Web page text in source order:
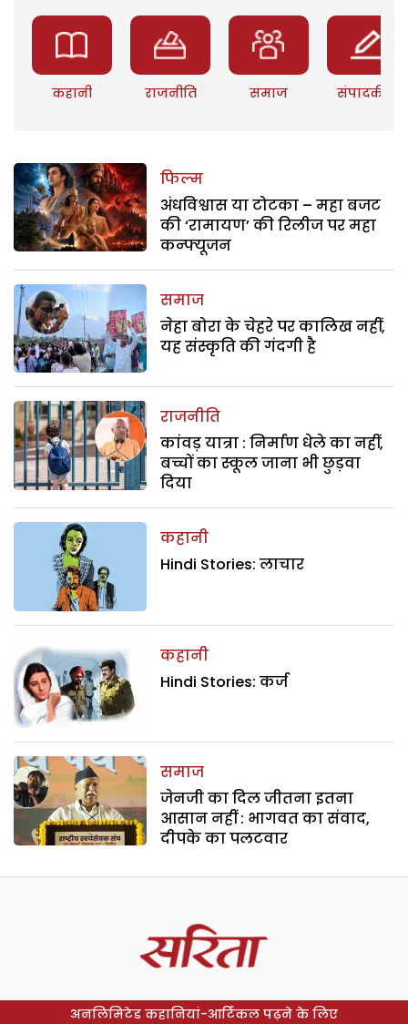
कहानी राजनीति समाज संपादकीय
फिल्म
अंधविश्वास या टोटका – महा बजट
की ‘रामायण’ की रिलीज पर महा
कन्फ्यूजन
समाज
नेहा बोरा के चेहरे पर कालिख नहीं,
यह संस्कृति की गंदगी है
राजनीति
कांवड़ यात्रा : निर्माण धेले का नहीं,
बच्चों का स्कूल जाना भी छुड़वा
दिया
कहानी
Hindi Stories: लाचार
कहानी
Hindi Stories: कर्ज
समाज
जेनजी का दिल जीतना इतना
आसान नहीं : भागवत का संवाद,
दीपके का पलटवार
अनलिमिटेड कहानियां-आर्टिकल पढ़ने के लिए